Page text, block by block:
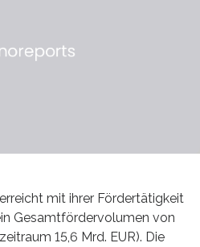
mit ihrer Fördertätigkeit
Gesamtfördervolumen von
15,6 Mrd. EUR). Die